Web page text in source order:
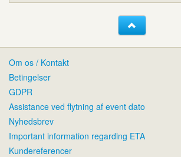
Om os / Kontakt
Betingelser
GDPR
Assistance ved flytning af event dato
Nyhedsbrev
Important information regarding ETA
Kundereferencer